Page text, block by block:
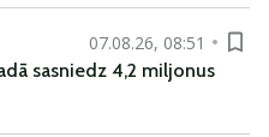
07.08.26, 08:51
sasniedz 4,2 miljonus